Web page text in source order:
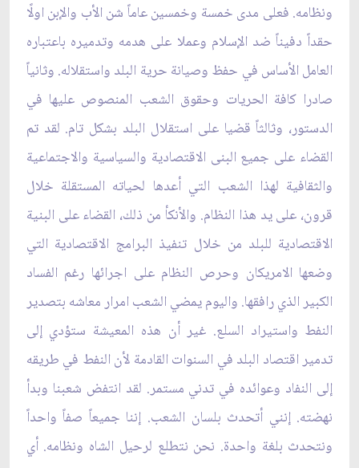
ونظامه. فعلى مدى خمسة وخمسين عاماً شن الأب والإبن اولًا
حقداً دفيناً ضد الإسلام وعملا على هدمه وتدميره باعتباره
العامل الأساس في حفظ وصيانة حرية البلد واستقلاله. وثانياً
صادرا كافة الحريات وحقوق الشعب المنصوص عليها في
الدستور، وثالثاً قضيا على استقلال البلد بشكل تام. لقد تم
القضاء على جميع البنى الاقتصادية والسياسية والاجتماعية
والثقافية لهذا الشعب التي أعدها لحياته المستقلة خلال
قرون، على يد هذا النظام. والأنكأ من ذلك، القضاء على البنية
الاقتصادية للبلد من خلال تنفيذ البرامج الاقتصادية التي
وضعها الامريكان وحرص النظام على اجرائها رغم الفساد
الكبير الذي رافقها. واليوم يمضي الشعب امرار معاشه بتصدير
النفط واستيراد السلع. غير أن هذه المعيشة ستؤدي إلى
تدمير اقتصاد البلد في السنوات القادمة لأن النفط في طريقه
إلى النفاد وعوائده في تدني مستمر. لقد انتفض شعبنا وبدأ
نهضته. إنني أتحدث بلسان الشعب. إننا جميعاً صفاً واحداً
ونتحدث بلغة واحدة. نحن نتطلع لرحيل الشاه ونظامه. أي